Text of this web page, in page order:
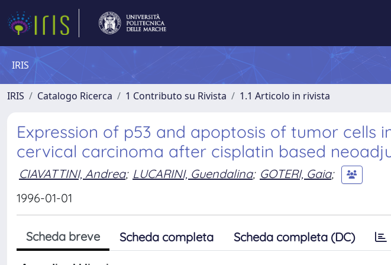
IRIS
IRIS Catalogo Ricerca 1 Contributo su Rivista 1.1 Articolo in rivista
Expression of p53 and apoptosis of tumor cells
cervical carcinoma after cisplatin based
CIAVATTINI, Andrea; LUCARINI, Guendalina; GOTERI, Gaia;
1996-01-01
Scheda breve Scheda completa Scheda completa (DC)